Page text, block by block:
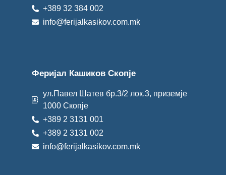
+389 32 384 002
info@ferijalkasikov.com.mk
Феријал Кашиков Скопје
ул.Павел Шатев бр.3/2 лок.3, приземје
1000 Скопје
+389 2 3131 001
+389 2 3131 002
info@ferijalkasikov.com.mk